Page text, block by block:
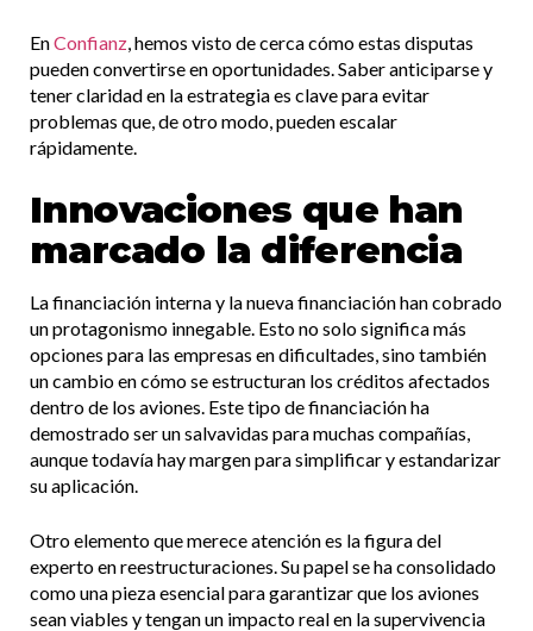
EnConfianz, hemos visto de cerca cómo estas disputas
pueden convertirse en oportunidades. Saber anticiparse y
tener claridad en la estrategia es clave para evitar
problemas que, de otro modo, pueden escalar
rápidamente.
Innovaciones que han
marcado la diferencia
La financiación interna y la nueva financiación han cobrado
un protagonismo innegable. Esto no solo significa más
opciones para las empresas en dificultades, sino también
un cambio en cómo se estructuran los créditos afectados
dentro de los aviones. Este tipo de financiación ha
demostrado ser un salvavidas para muchas compañías,
aunque todavía hay margen para simplificar y estandarizar
su aplicación.
Otro elemento que merece atención es la figura del
experto en reestructuraciones. Su papel se ha consolidado
como una pieza esencial para garantizar que los aviones
sean viables y tengan un impacto real en la supervivencia